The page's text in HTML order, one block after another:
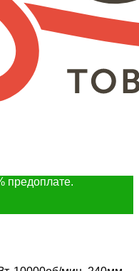
предоплате.